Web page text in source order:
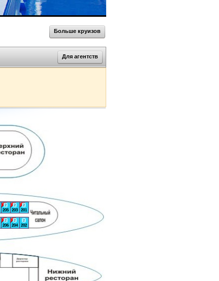
Больше круизов
Для агентств
2
201
2
202
2
203
2
204
2
205
2
206